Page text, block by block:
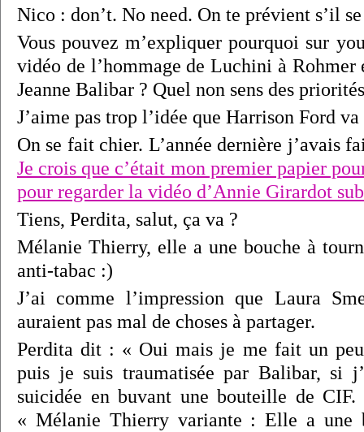
Nico : don’t. No need. On te prévient s’il
Vous pouvez m’expliquer pourquoi sur
vidéo de l’hommage de Luchini à
Jeanne Balibar ? Quel non sens des
J’aime pas trop l’idée que Harrison Ford
On se fait chier. L’année dernière j’avais
Je crois que c’était mon premier papier
pour regarder la vidéo d’Annie Girardot
Tiens, Perdita, salut, ça va ?
Mélanie Thierry, elle a une bouche à
anti-tabac :)
J’ai comme l’impression que Laura
auraient pas mal de choses à partager.
Perdita dit : « Oui mais je me fait un
puis je suis traumatisée par Balibar, si
suicidée en buvant une bouteille de
« Mélanie Thierry variante : Elle a une